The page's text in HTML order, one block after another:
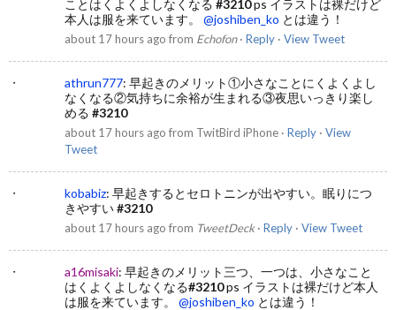
ことはくよくよしなくなる #3210ps イラストは裸だけど
本人は服を来ています。 @joshiben_ko とは違う！
about 17 hours ago from Echofon· Reply · View Tweet
athrun777: 早起きのメリット①小さなことにくよくよし
なくなる②気持ちに余裕が生まれる③夜思いっきり楽し
める #3210
about 17 hours ago from TwitBird iPhone · Reply · View
Tweet
kobabiz: 早起きするとセロトニンが出やすい。眠りにつ
きやすい#3210
about 17 hours ago from TweetDeck· Reply · View Tweet
a16misaki: 早起きのメリット三つ、一つは、小さなこと
はくよくよしなくなる#3210ps イラストは裸だけど本人
は服を来ています。 @joshiben_ko とは違う！